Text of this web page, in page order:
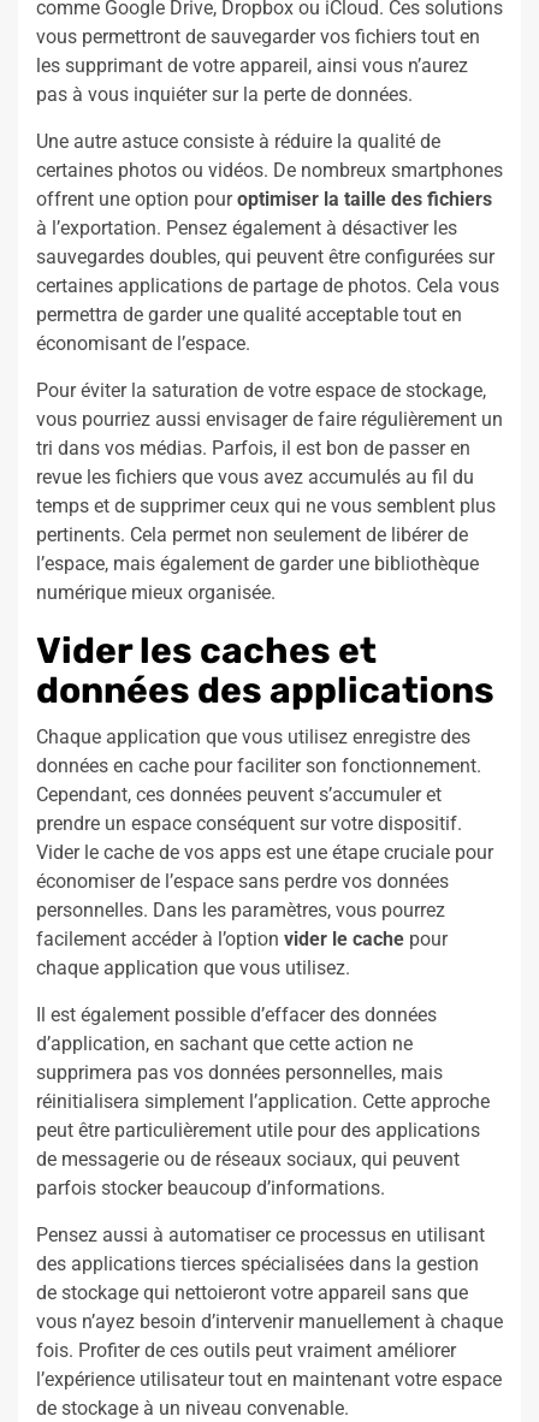
comme Google Drive, Dropbox ou iCloud. Ces solutions
vous permettront de sauvegarder vos fichiers tout en
les supprimant de votre appareil, ainsi vous n’aurez
pas à vous inquiéter sur la perte de données.
Une autre astuce consiste à réduire la qualité de
certaines photos ou vidéos. De nombreux smartphones
offrent une option pouroptimiser la taille des fichiers
à l’exportation. Pensez également à désactiver les
sauvegardes doubles, qui peuvent être configurées sur
certaines applications de partage de photos. Cela vous
permettra de garder une qualité acceptable tout en
économisant de l’espace.
Pour éviter la saturation de votre espace de stockage,
vous pourriez aussi envisager de faire régulièrement un
tri dans vos médias. Parfois, il est bon de passer en
revue les fichiers que vous avez accumulés au fil du
temps et de supprimer ceux qui ne vous semblent plus
pertinents. Cela permet non seulement de libérer de
l’espace, mais également de garder une bibliothèque
numérique mieux organisée.
Vider les caches et
données des applications
Chaque application que vous utilisez enregistre des
données en cache pour faciliter son fonctionnement.
Cependant, ces données peuvent s’accumuler et
prendre un espace conséquent sur votre dispositif.
Vider le cache de vos apps est une étape cruciale pour
économiser de l’espace sans perdre vos données
personnelles. Dans les paramètres, vous pourrez
facilement accéder à l’option vider le cache pour
chaque application que vous utilisez.
Il est également possible d’effacer des données
d’application, en sachant que cette action ne
supprimera pas vos données personnelles, mais
réinitialisera simplement l’application. Cette approche
peut être particulièrement utile pour des applications
de messagerie ou de réseaux sociaux, qui peuvent
parfois stocker beaucoup d’informations.
Pensez aussi à automatiser ce processus en utilisant
des applications tierces spécialisées dans la gestion
de stockage qui nettoieront votre appareil sans que
vous n’ayez besoin d’intervenir manuellement à chaque
fois. Profiter de ces outils peut vraiment améliorer
l’expérience utilisateur tout en maintenant votre espace
de stockage à un niveau convenable.